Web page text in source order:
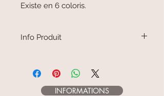
Existe en 6 coloris.
Info Produit
INFORMATIONS